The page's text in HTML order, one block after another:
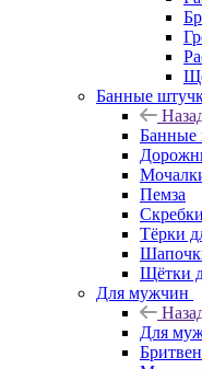
Банные
Банные
Пемза
Тёрки
Щётки
Для мужчин
Для